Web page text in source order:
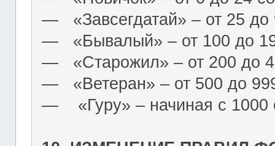
― «Завсегдатай» – от 25 до
― «Бывалый» – от 100 до
― «Старожил» – от 200 до
― «Ветеран» – от 500 до
― «Гуру» – начиная с 1000